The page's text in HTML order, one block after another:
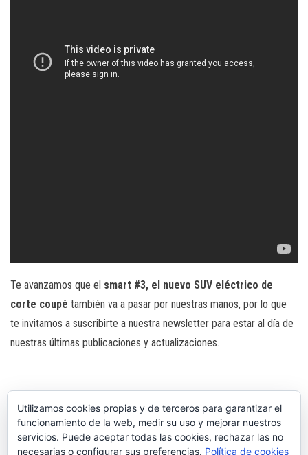
Te avanzamos que el smart #3, el nuevo SUV eléctrico de
corte coupé también va a pasar por nuestras manos, por lo que
te invitamos a suscribirte a nuestra newsletter para estar al día de
nuestras últimas publicaciones y actualizaciones.
Etiquetas brabus coches eléctricos smart SUV
Utilizamos cookies propias y de terceros para garantizar el
funcionamiento de la web, medir su uso y mejorar nuestros
servicios. Puede aceptar todas las cookies, rechazar las no
necesarias o configurar sus preferencias. Política de cookies